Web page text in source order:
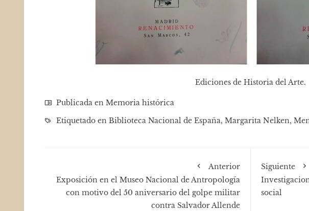
Ediciones de Historia del Arte.
Publicada en Memoria histórica
Etiquetado en Biblioteca Nacional de España, Margarita Nelken,
Anterior
Exposición en el Museo Nacional de Antropología
con motivo del 50 aniversario del golpe militar
contra Salvador Allende
Siguiente
social